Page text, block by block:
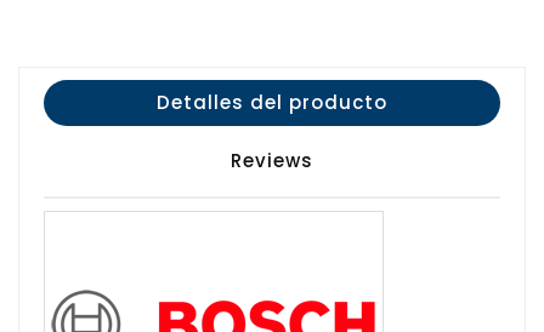
Detalles del producto
Reviews